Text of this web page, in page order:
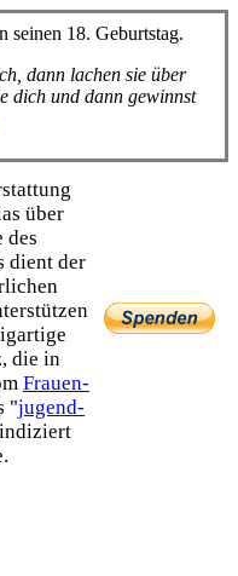
seinen 18. Geburtstag.
dann lachen sie über
dich und dann gewinnst
über
des
dient der
die in
Frauen­
"jugend­